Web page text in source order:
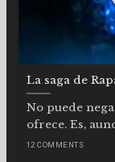
La saga de
No puede
ofrece. Es,
12 COMMENTS